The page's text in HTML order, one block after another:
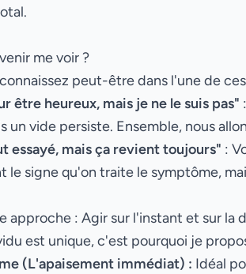
me voir ?
peut-être dans l'une de
être heureux, mais je ne le suis pas"
un vide persiste. Ensemble, nous
essayé, mais ça revient toujours" :
le signe qu'on traite le symptôme,
: Agir sur l'instant et sur la
est unique, c'est pourquoi je
(L'apaisement immédiat) : Idéal